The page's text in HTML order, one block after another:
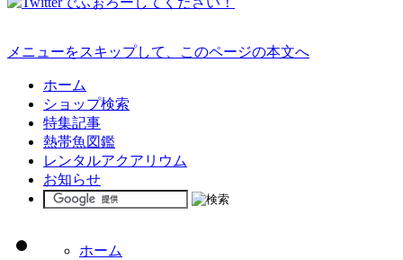
メニューをスキップして、このページの本文へ
ホーム
ショップ検索
特集記事
熱帯魚図鑑
レンタルアクアリウム
お知らせ
ホーム